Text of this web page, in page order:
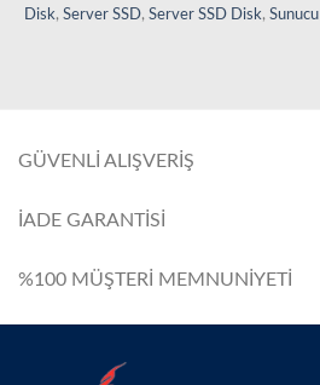
Disk, Server SSD, Server SSD Disk,
GÜVENLİ ALIŞVERİŞ
İADE GARANTİSİ
%100 MÜŞTERİ MEMNUNİYETİ